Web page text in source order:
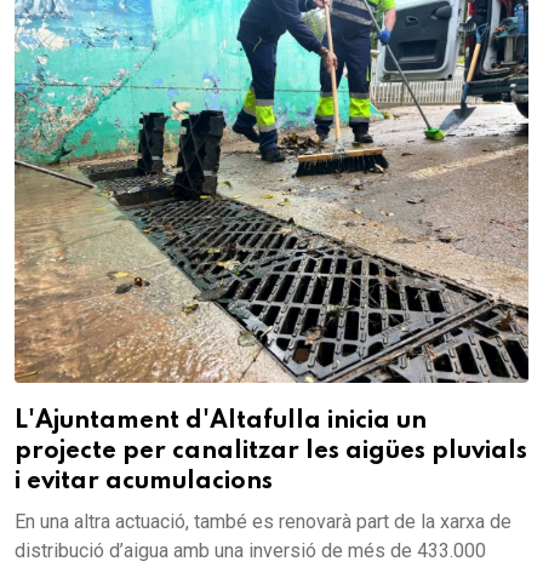
L'Ajuntament d'Altafulla inicia un
projecte per canalitzar les aigües pluvials
i evitar acumulacions
En una altra actuació, també es renovarà part de la xarxa de
distribució d’aigua amb una inversió de més de 433.000